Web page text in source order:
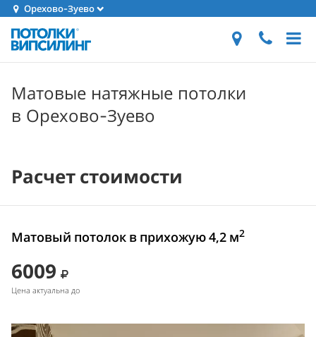
Орехово-Зуево
Матовые натяжные потолки
в Орехово-Зуево
Расчет стоимости
Матовый потолок в прихожую 4,2 м2
6009
Цена актуальна до